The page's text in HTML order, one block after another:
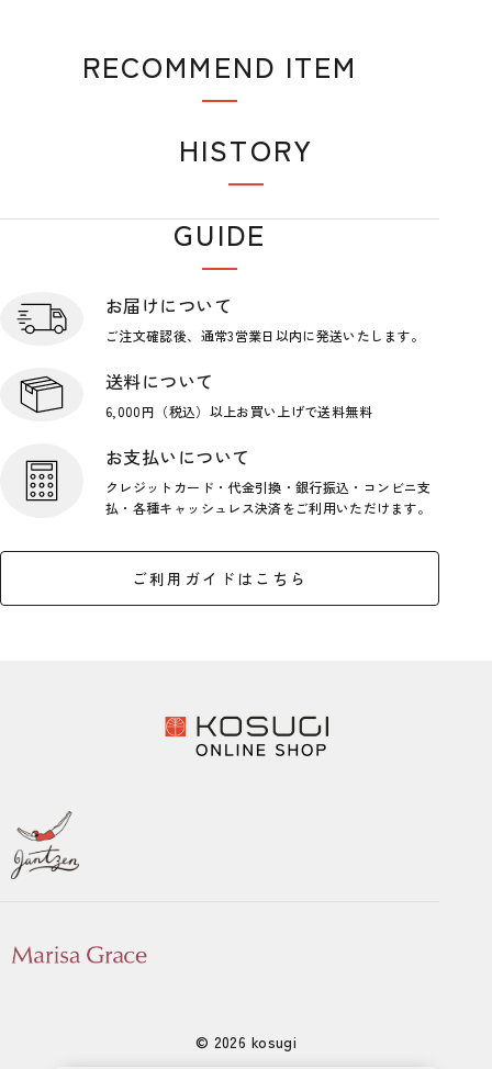
RECOMMEND ITEM
HISTORY
GUIDE
お届けについて
ご注文確認後、通常3営業日以内に発送いたします。
送料について
6,000円（税込）以上お買い上げで送料無料
お支払いについて
クレジットカード・代金引換・銀行振込・コンビニ支
払・各種キャッシュレス決済をご利用いただけます。
ご利用ガイドはこちら
© 2026 kosugi